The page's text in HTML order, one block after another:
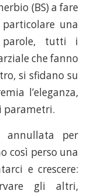
(BS) a fare
una
tutti i
che fanno
si sfidano su
l’eleganza,
parametri.
per
così perso una
e crescere:
gli altri,